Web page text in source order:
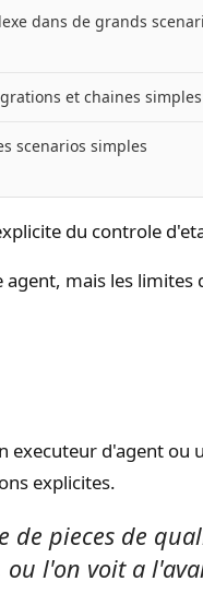
dans de grands
et chaines simples
scenarios simples
du controle
mais les
executeur d'agent
explicites.
de pieces de
l'on voit a